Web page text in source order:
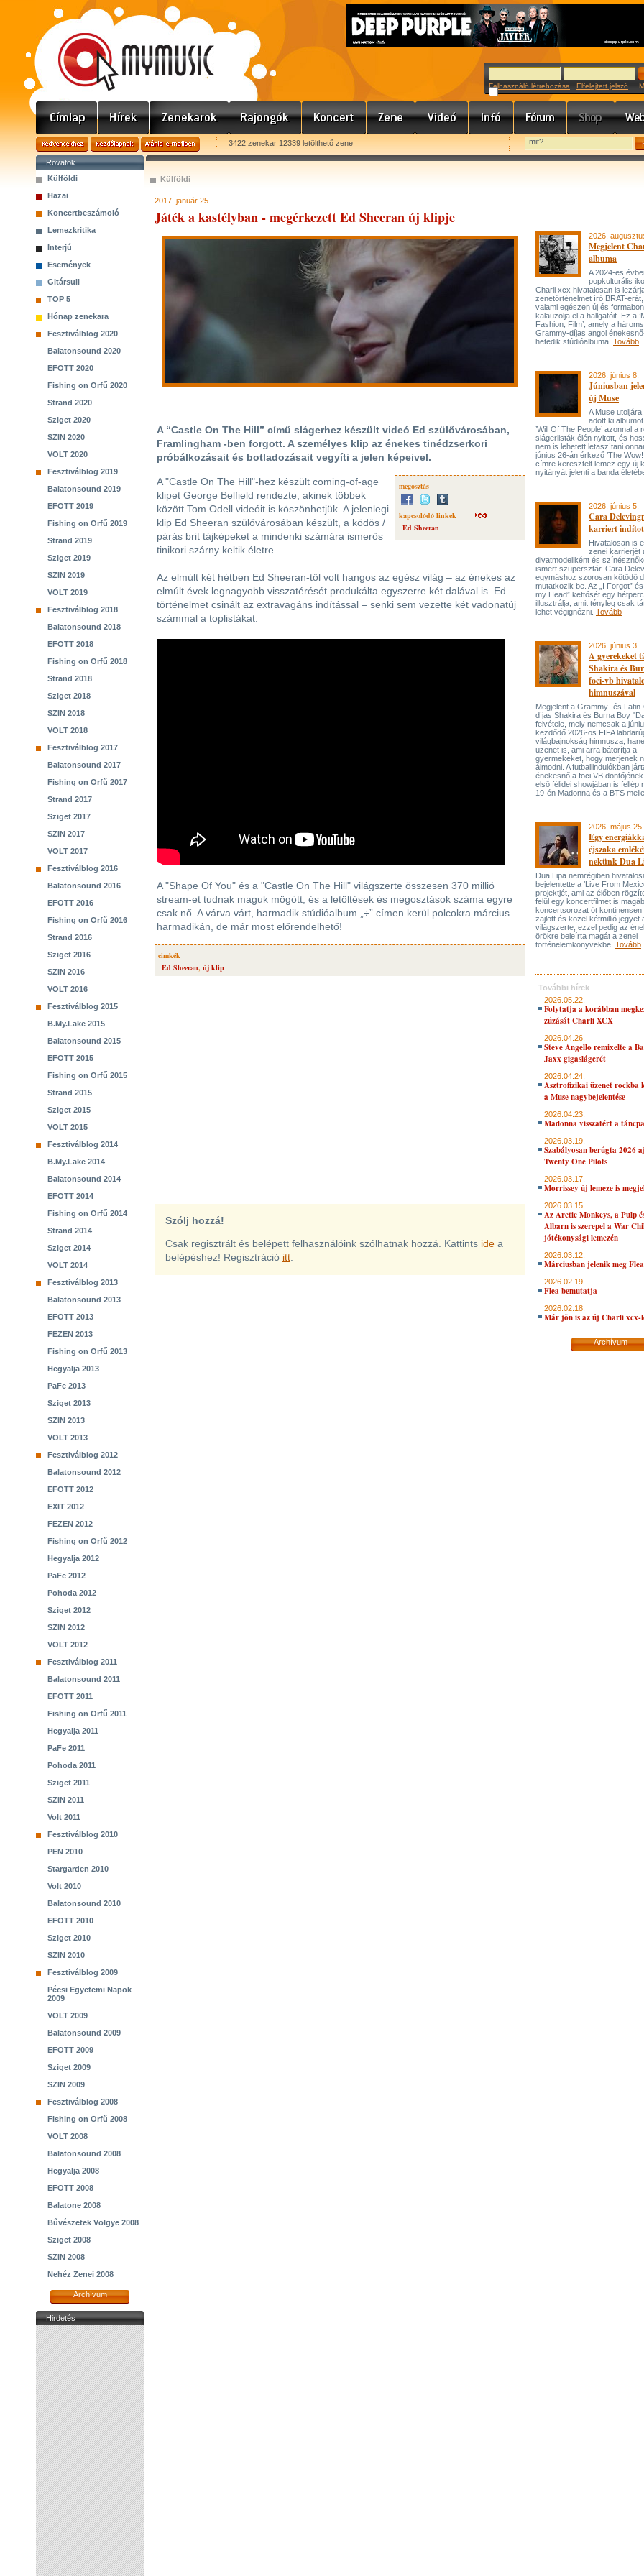
Felhasználó létrehozása Elfelejtett jelszó
3422 zenekar 12339 letölthető zene
Rovatok
Külföldi
Hazai
Koncertbeszámoló
Lemezkritika
Interjú
Események
Gitársuli
TOP 5
Hónap zenekara
Fesztiválblog 2020
Balatonsound 2020
EFOTT 2020
Fishing on Orfű 2020
Strand 2020
Sziget 2020
SZIN 2020
VOLT 2020
Fesztiválblog 2019
Balatonsound 2019
EFOTT 2019
Fishing on Orfű 2019
Strand 2019
Sziget 2019
SZIN 2019
VOLT 2019
Fesztiválblog 2018
Balatonsound 2018
EFOTT 2018
Fishing on Orfű 2018
Strand 2018
Sziget 2018
SZIN 2018
VOLT 2018
Fesztiválblog 2017
Balatonsound 2017
Fishing on Orfű 2017
Strand 2017
Sziget 2017
SZIN 2017
VOLT 2017
Fesztiválblog 2016
Balatonsound 2016
EFOTT 2016
Fishing on Orfű 2016
Strand 2016
Sziget 2016
SZIN 2016
VOLT 2016
Fesztiválblog 2015
B.My.Lake 2015
Balatonsound 2015
EFOTT 2015
Fishing on Orfű 2015
Strand 2015
Sziget 2015
VOLT 2015
Fesztiválblog 2014
B.My.Lake 2014
Balatonsound 2014
EFOTT 2014
Fishing on Orfű 2014
Strand 2014
Sziget 2014
VOLT 2014
Fesztiválblog 2013
Balatonsound 2013
EFOTT 2013
FEZEN 2013
Fishing on Orfű 2013
Hegyalja 2013
PaFe 2013
Sziget 2013
SZIN 2013
VOLT 2013
Fesztiválblog 2012
Balatonsound 2012
EFOTT 2012
EXIT 2012
FEZEN 2012
Fishing on Orfű 2012
Hegyalja 2012
PaFe 2012
Pohoda 2012
Sziget 2012
SZIN 2012
VOLT 2012
Fesztiválblog 2011
Balatonsound 2011
EFOTT 2011
Fishing on Orfű 2011
Hegyalja 2011
PaFe 2011
Pohoda 2011
Sziget 2011
SZIN 2011
Volt 2011
Fesztiválblog 2010
PEN 2010
Stargarden 2010
Volt 2010
Balatonsound 2010
EFOTT 2010
Sziget 2010
SZIN 2010
Fesztiválblog 2009
Pécsi Egyetemi Napok
2009
VOLT 2009
Balatonsound 2009
EFOTT 2009
Sziget 2009
SZIN 2009
Fesztiválblog 2008
Fishing on Orfű 2008
VOLT 2008
Balatonsound 2008
Hegyalja 2008
EFOTT 2008
Balatone 2008
Bűvészetek Völgye 2008
Sziget 2008
SZIN 2008
Nehéz Zenei 2008
Archívum
Hirdetés
Külföldi
2017. január 25.
Játék a kastélyban - megérkezett Ed Sheeran új klipje
A “Castle On The Hill” című slágerhez készült videó Ed szülővárosában,
Framlingham -ben forgott. A személyes klip az énekes tinédzserkori
próbálkozásait és botladozásait vegyíti a jelen képeivel.
megosztás
kapcsolódó linkek
Ed Sheeran
A "Castle On The Hill"-hez készült coming-of-age
klipet George Belfield rendezte, akinek többek
között Tom Odell videóit is köszönhetjük. A jelenlegi
klip Ed Sheeran szülővárosában készült, a ködös /
párás brit tájképeket a mindenki számára ismerős
tinikori szárny keltik életre.
Az elmúlt két hétben Ed Sheeran-től volt hangos az egész világ – az énekes az
elmúlt évek legnagyobb visszatérését produkálta egyszerre két dalával is. Ed
történelmet csinált az extravagáns indítással – senki sem vezette két vadonatúj
számmal a toplistákat.
A "Shape Of You" és a "Castle On The Hill" világszerte összesen 370 millió
stream-et tudnak maguk mögött, és a letöltések és megosztások száma egyre
csak nő. A várva várt, harmadik stúdióalbum „÷” címen kerül polcokra március
harmadikán, de már most előrendelhető!
cimkék
Ed Sheeran, új klip
Szólj hozzá!
Csak regisztrált és belépett felhasználóink szólhatnak hozzá. Kattints ide a
belépéshez! Regisztráció itt
2026.
Megjelent
albuma
A 2024-es
popkulturális
Charli xcx hivatalosan is
zenetörténelmet író BRAT-
valami egészen új és
kalauzolja el a hallgatóit. Ez a
Fashion, Film’, amely a
Grammy-díjas angol
hetedik stúdióalbuma. Tovább
2026. június 8.
Júniusban
új Muse
A Muse
adott ki
’Will Of The People’ azonnal a
slágerlisták élén nyitott, és
nem is lehetett letaszítani
június 26-án érkező ’The Wow!
címre keresztelt lemez egy új
nyitányát jelenti a banda
2026. június 5.
Cara
karriert
Hivatalosan is
zenei karrierjét
divatmodellként és
ismert szupersztár. Cara
egymáshoz szorosan kötődő
mutatkozik be. Az „I Forgot”
my Head” kettősét egy
illusztrálja, amit tényleg csak
lehet végignézni. Tovább
2026. június 3.
A gyerekeket
Shakira és
foci-vb
himnuszával
Megjelent a Grammy- és
díjas Shakira és Burna Boy
felvétele, mely nemcsak a
kezdődő 2026-os FIFA
világbajnokság himnusza,
üzenet is, ami arra bátorítja a
gyermekeket, hogy merjenek
álmodni. A futballindulókban
énekesnő a foci VB
első félidei showjában is fellép
19-én Madonna és a BTS
2026. május 25.
Egy
éjszaka
nekünk Dua
Dua Lipa nemrégiben
bejelentette a ’Live From
projektjét, ami az élőben
felül egy koncertfilmet is
koncertsorozat öt kontinensen
zajlott és közel kétmillió jegyet
világszerte, ezzel pedig az
örökre beleírta magát a zenei
történelemkönyvekbe. Tovább
További hírek
2026.05.22.
Folytatja a korábban
zúzását Charli XCX
2026.04.26.
Steve Angello remixelte a
Jaxx gigaslágerét
2026.04.24.
Asztrofizikai üzenet rockba
a Muse nagybejelentése
2026.04.23.
Madonna visszatért a
2026.03.19.
Szabályosan berúgta 2026
Twenty One Pilots
2026.03.17.
Morrissey új lemeze is
2026.03.15.
Az Arctic Monkeys, a Pulp
Albarn is szerepel a War
jótékonysági lemezén
2026.03.12.
Márciusban jelenik meg
2026.02.19.
Flea bemutatja
2026.02.18.
Már jön is az új Charli xcx-
Archívum